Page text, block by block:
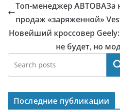
Топ-менеджер АВТОВАЗа
продаж «заряженной»
Новейший кроссовер
не будет, но
Последние публикации